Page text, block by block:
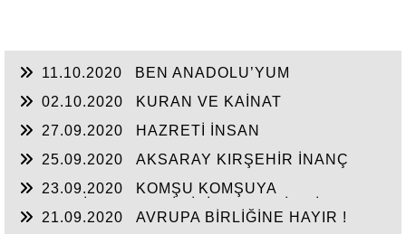
11.10.2020
BEN ANADOLU’YUM
02.10.2020
KURAN VE KAİNAT
27.09.2020
HAZRETİ İNSAN
25.09.2020
AKSARAY KIRŞEHİR İNANÇ
23.09.2020
KOMŞU KOMŞUYA
21.09.2020
AVRUPA BİRLİĞİNE HAYIR !